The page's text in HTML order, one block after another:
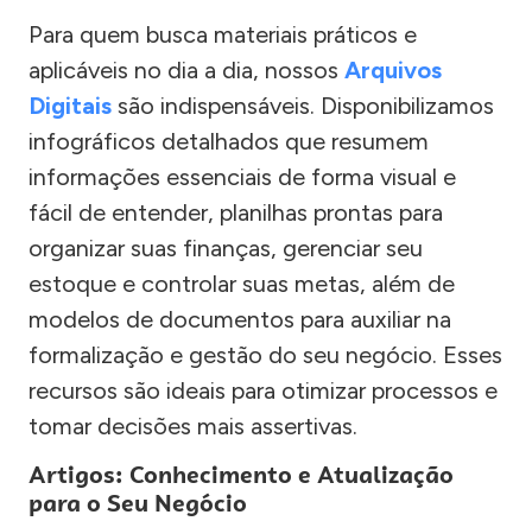
Para quem busca materiais práticos e
aplicáveis no dia a dia, nossos Arquivos
Digitais são indispensáveis. Disponibilizamos
infográficos detalhados que resumem
informações essenciais de forma visual e
fácil de entender, planilhas prontas para
organizar suas finanças, gerenciar seu
estoque e controlar suas metas, além de
modelos de documentos para auxiliar na
formalização e gestão do seu negócio. Esses
recursos são ideais para otimizar processos e
tomar decisões mais assertivas.
Artigos: Conhecimento e Atualização
para o Seu Negócio